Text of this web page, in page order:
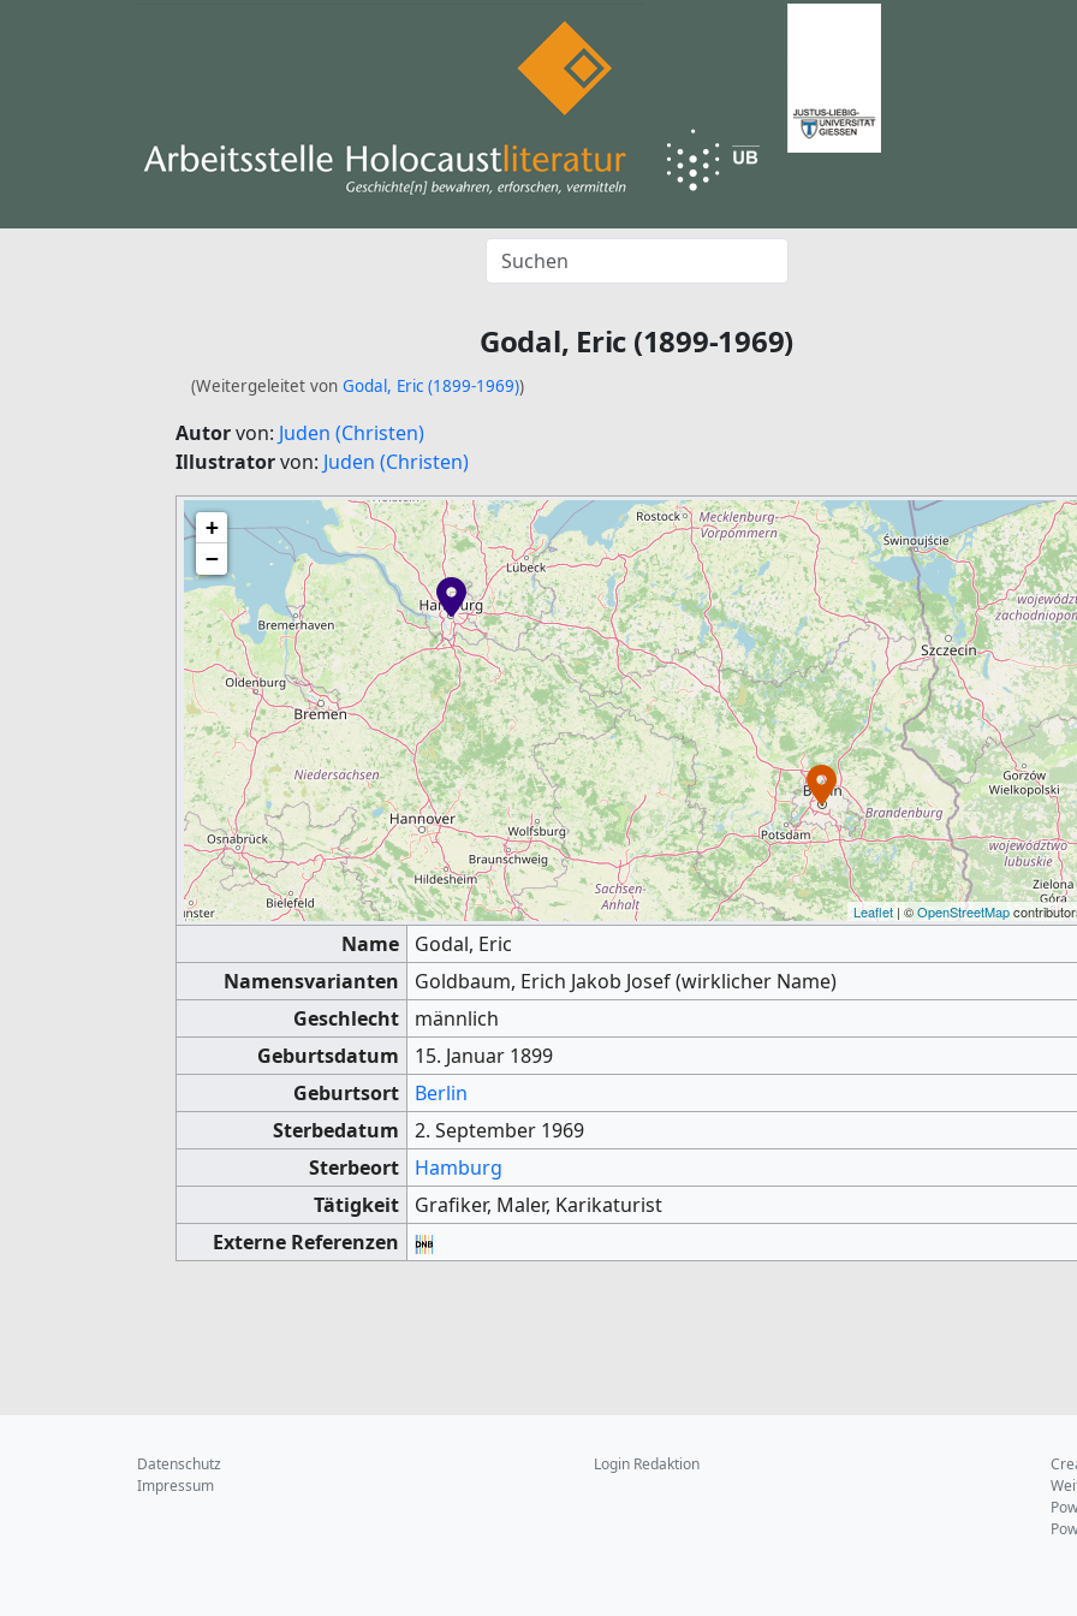
Godal, Eric (1899-1969)
(Weitergeleitet vonGodal, Eric (1899-1969))
Autorvon: Juden (Christen)
Illustratorvon: Juden (Christen)
+
−
Leaflet| ©OpenStreetMap
Name
Godal, Eric
Namensvarianten
Goldbaum, Erich Jakob Josef (wirklicher Name)
Geschlecht
männlich
Geburtsdatum
15. Januar 1899
Geburtsort
Berlin
Sterbedatum
2. September 1969
Sterbeort
Hamburg
Tätigkeit
Grafiker, Maler, Karikaturist
Externe Referenzen
Datenschutz
Impressum
Login Redaktion